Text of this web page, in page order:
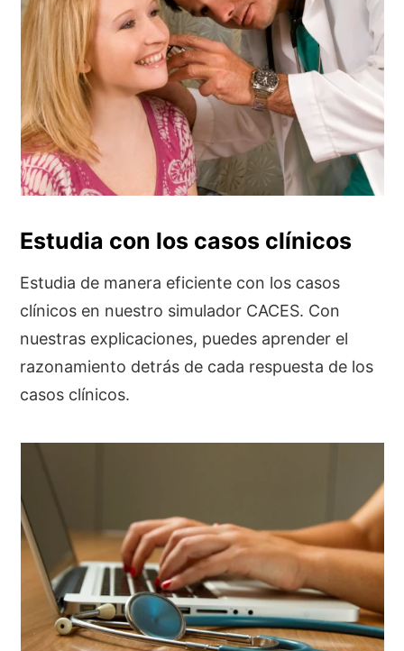
que son tomadas en el examen. Nosotros
introducimos este tipo de aprendizaje a
nivel del Ecuador, especializado para el
examen CACES.
Estudia con los casos clínicos
Estudia de manera eficiente con los casos
clínicos en nuestro simulador CACES. Con
nuestras explicaciones, puedes aprender el
razonamiento detrás de cada respuesta de los
casos clínicos.